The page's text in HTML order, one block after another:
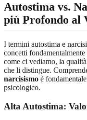
Autostima vs.
più Profondo al
I termini autostima e
concetti
come ci vediamo, la
che li distingue.
narcisismo è
psicologico.
Alta Autostima: